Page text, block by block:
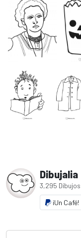
Dibujalia
3,295 Dibujos
¡Un Café!